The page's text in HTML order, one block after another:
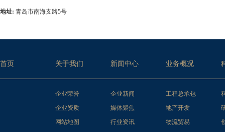
地址: 青岛市南海支路5号
首页 关于我们 新闻中心 业务概况
企业荣誉
企业资质
网站地图
企业新闻
媒体聚焦
行业资讯
工程总承包
地产开发
物流贸易